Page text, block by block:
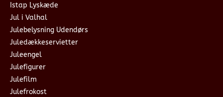
Istap Lyskæde
Jul i Valhal
Julebelysning Udendørs
Juledækkeservietter
Juleengel
Julefigurer
Julefilm
Julefrokost